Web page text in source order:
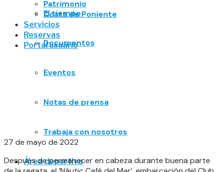
Patrimonio
Costa de Poniente
Servicios
Reservas
Portal usuario
El tiempo
Documentos
Eventos
Notas de prensa
Trabaja con nosotros
Área deportiva
27 de mayo de 2022
Después de permanecer en cabeza durante buena parte